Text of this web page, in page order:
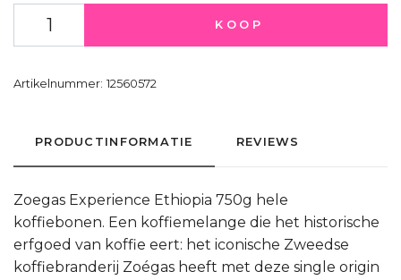
KOOP
Artikelnummer: 12560572
PRODUCTINFORMATIE REVIEWS
Zoegas Experience Ethiopia 750g hele
koffiebonen. Een koffiemelange die het historische
erfgoed van koffie eert: het iconische Zweedse
koffiebranderij Zoégas heeft met deze single origin